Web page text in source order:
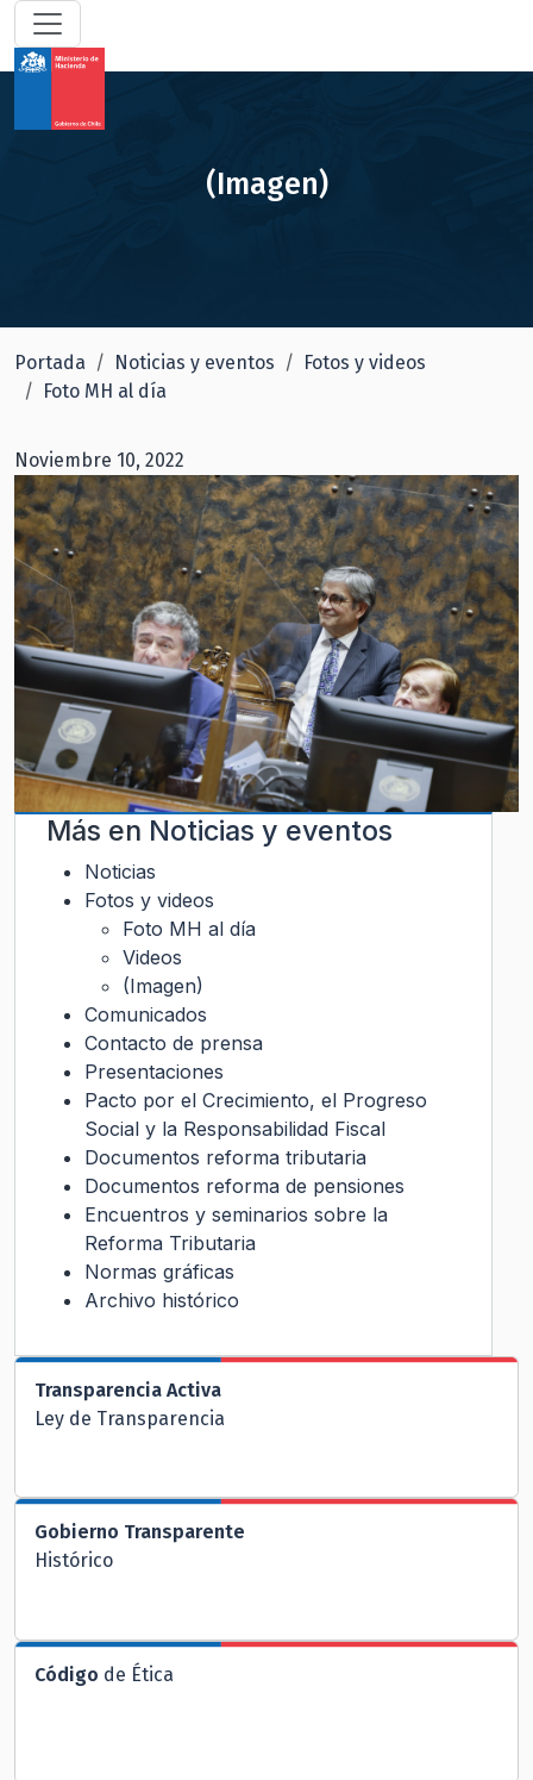
(Imagen)
Portada Noticias y eventos
Fotos y videos
Foto MH al día
Noviembre 10, 2022
Más en Noticias y eventos
Noticias
Fotos y videos
Foto MH al día
Videos
(Imagen)
Comunicados
Contacto de prensa
Presentaciones
Pacto por el Crecimiento, el Progreso
Social y la Responsabilidad Fiscal
Documentos reforma tributaria
Documentos reforma de pensiones
Encuentros y seminarios sobre la
Reforma Tributaria
Normas gráficas
Archivo histórico
Transparencia Activa
Ley de Transparencia
Gobierno Transparente
Histórico
Código de Ética